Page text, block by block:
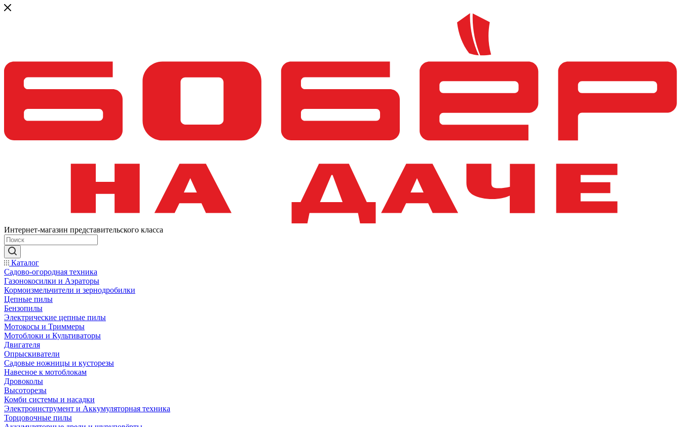
Интернет-магазин представительского класса
Каталог
Садово-огородная техника
Газонокосилки и Аэраторы
Кормоизмельчители и зернодробилки
Цепные пилы
Бензопилы
Электрические цепные пилы
Мотокосы и Триммеры
Мотоблоки и Культиваторы
Двигателя
Опрыскиватели
Садовые ножницы и кусторезы
Навесное к мотоблокам
Дровоколы
Высоторезы
Комби системы и насадки
Электроинструмент и Аккумуляторная техника
Торцовочные пилы